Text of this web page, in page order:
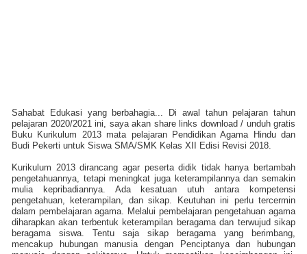
Sahabat Edukasi yang berbahagia... Di awal tahun pelajaran tahun
pelajaran 2020/2021 ini, saya akan share links download / unduh gratis
Buku Kurikulum 2013 mata pelajaran Pendidikan Agama Hindu dan
Budi Pekerti untuk Siswa SMA/SMK Kelas XII Edisi Revisi 2018.
Kurikulum 2013 dirancang agar peserta didik tidak hanya bertambah
pengetahuannya, tetapi meningkat juga keterampilannya dan semakin
mulia kepribadiannya. Ada kesatuan utuh antara kompetensi
pengetahuan, keterampilan, dan sikap. Keutuhan ini perlu tercermin
dalam pembelajaran agama. Melalui pembelajaran pengetahuan agama
diharapkan akan terbentuk keterampilan beragama dan terwujud sikap
beragama siswa. Tentu saja sikap beragama yang berimbang,
mencakup hubungan manusia dengan Penciptanya dan hubungan